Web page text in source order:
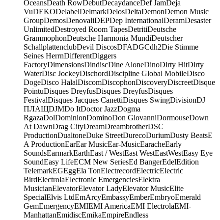
OceansDeath RowDebutDecaydanceDef JamDeja
VuDEKODelabelDelmarkDelosDeltaDemonDemon Music
GroupDemosDenovaliDEPDep InternationalDeramDesaster
UnlimitedDestroyed Room TapesDetritiDeutsche
GrammophonDeutsche Harmonia MundiDeutscher
SchallplattenclubDevil DiscosDFADGCdh2Die Stimme
Seines HerrnDifferentDiggers
FactoryDimensionsDindiscDine AloneDinoDirty HitDirty
WaterDisc JockeyDischordDiscipline Global MobileDisco
DogeDisco HalalDiscomDiscophonDiscoveryDiscreetDisque
PointuDisques DreyfusDisques DreyfusDisques
FestivalDisques Jacques CanettiDisques SwingDivisionDJ
ПЛАЩDJMDo ItDoctor JazzDogma
RgazaDolDominionDominoDon GiovanniDormouseDown
At DawnDrag CityDreamDreambrotherDSC
ProductionDualtoneDuke StreetDurecoDuriumDusty BeatsE
A ProductionEarEar MusicEar-MusicEaracheEarly
SoundsEarmarkEarthEast / WestEast WestEastWestEasy Eye
SoundEasy LifeECM New SeriesEd BangerEdelEdition
TelemarkEGEggEla TonElectrecordElectricElectric
BirdElectrolaElectronic EmergenciesElektra
MusicianElevatorElevator LadyElevator MusicElite
SpecialElvis LtdEmArcyEmbassyEmberEmbryoEmerald
GemEmergencyEMIEMI AmericaEMI ElectrolaEMI-
ManhattanEmidiscEmikaEmpireEndless